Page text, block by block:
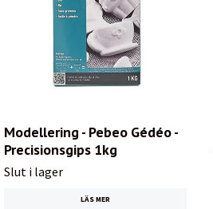
Modellering - Pebeo Gédéo -
Precisionsgips 1kg
Slut i lager
LÄS MER